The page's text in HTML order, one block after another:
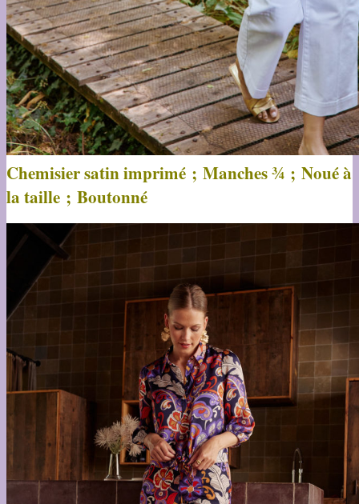
Chemisier satin imprimé ; Manches ¾ ; Noué à
la taille ; Boutonné